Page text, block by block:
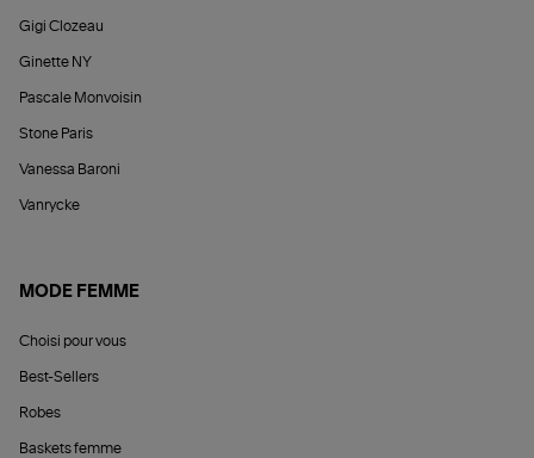
Gigi Clozeau
Ginette NY
Pascale Monvoisin
Stone Paris
Vanessa Baroni
Vanrycke
MODE FEMME
Choisi pour vous
Best-Sellers
Robes
Baskets femme